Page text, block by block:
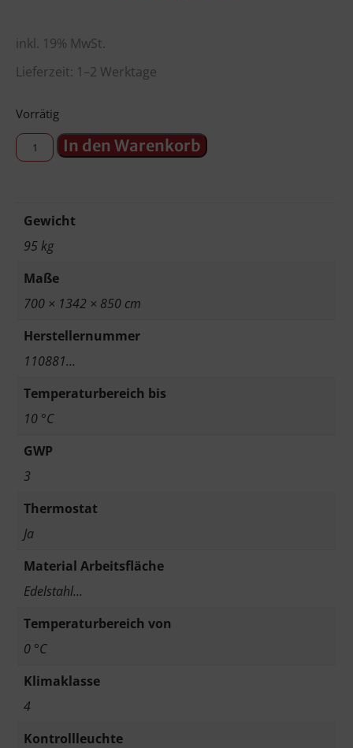
inkl. 19% MwSt.
Lieferzeit: 1–2 Werktage
Vorrätig
In den Warenkorb
Gewicht
95 kg
Maße
700 × 1342 × 850 cm
Herstellernummer
110881…
Temperaturbereich bis
10 °C
GWP
3
Thermostat
Ja
Material Arbeitsfläche
Edelstahl…
Temperaturbereich von
0 °C
Klimaklasse
4
Kontrollleuchte